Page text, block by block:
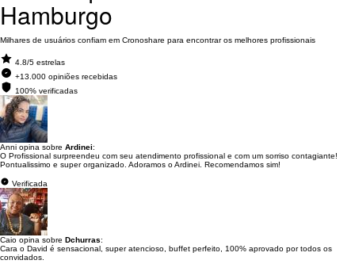
Hamburgo
Milhares de usuários confiam em Cronoshare para encontrar os melhores profissionais
4.8/5 estrelas
+13.000 opiniões recebidas
100% verificadas
Anni opina sobre Ardinei:
O Profissional surpreendeu com seu atendimento profissional e com um sorriso contagiante!
Pontualissimo e super organizado. Adoramos o Ardinei. Recomendamos sim!
Verificada
Caio opina sobre Dchurras:
Cara o David é sensacional, super atencioso, buffet perfeito, 100% aprovado por todos os
convidados.